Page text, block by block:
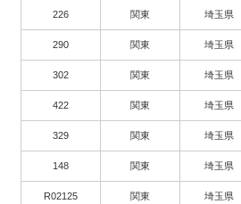
226 関東 埼玉県
290 関東 埼玉県
302 関東 埼玉県
422 関東 埼玉県
329 関東 埼玉県
148 関東 埼玉県
R02125 関東 埼玉県